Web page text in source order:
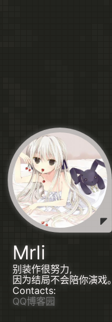
Mrli
别装作很努力,
因为结局不会陪你演戏。
Contacts:
QQ博客园